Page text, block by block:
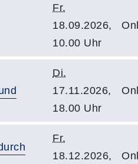
Fr.
18.09.2026,
10.00 Uhr
Di.
17.11.2026,
18.00 Uhr
Fr.
18.12.2026,